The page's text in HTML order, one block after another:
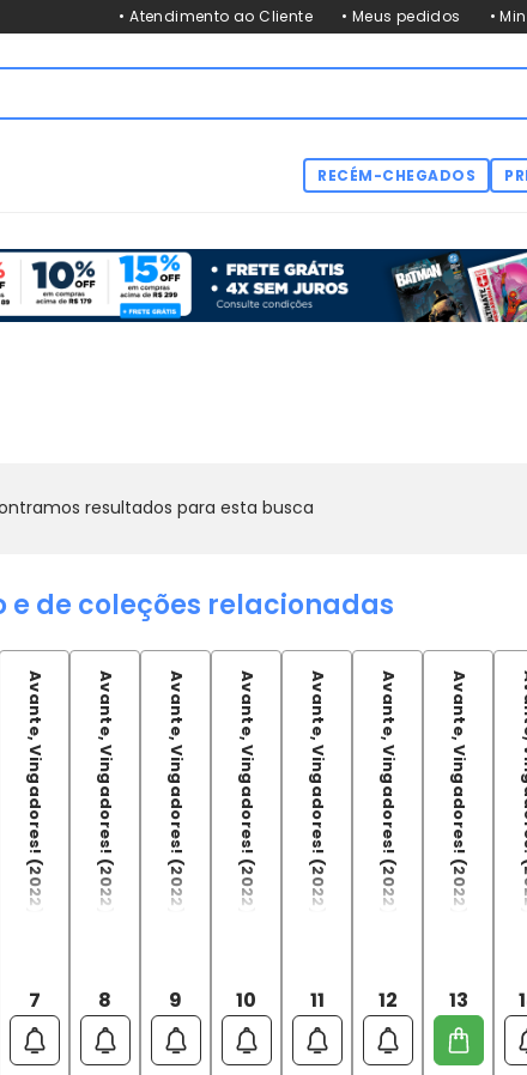
• Atendimento ao Cliente • Meus pedidos •
RECÉM-CHEGADOS
resultados para esta busca
e de coleções relacionadas
Avante, Vingadores! (2022) - 07
7
Avante, Vingadores! (2022) - 08
8
Avante, Vingadores! (2022) - 09
9
Avante, Vingadores! (2022) - 10
10
Avante, Vingadores! (2022) - 11
11
Avante, Vingadores! (2022) - 12
12
Avante, Vingadores! (2022) - 13
13